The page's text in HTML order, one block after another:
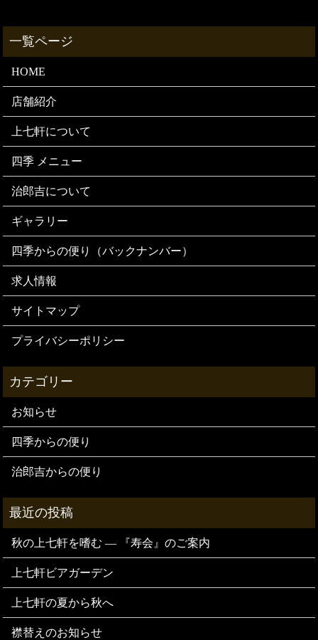
HOME
店舗紹介
上七軒について
四季 メニュー
治郎吉について
ギャラリー
四季からの便り（バックナンバー）
求人情報
サイトマップ
プライバシーポリシー
お知らせ
四季からの便り
治郎吉からの便り
秋の上七軒を嗜む — 『寿会』のご案内
上七軒ビアガーデン
上七軒の夏から秋へ
襟替えのお知らせ